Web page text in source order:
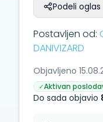
Podeli oglas
Postavljen od:
DANIVIZARD
Objavljeno
✓Aktivan
Do sada objavio